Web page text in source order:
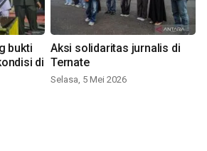
bukti
di
Aksi solidaritas jurnalis di
Ternate
Selasa, 5 Mei 2026